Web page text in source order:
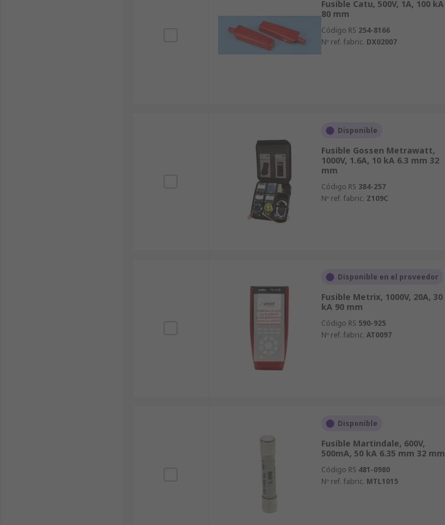
Fusible Catu, 500V, 1A, 100 kA
80 mm
Código RS 254-8166
Nº ref. fabric. DX02007
Disponible
Fusible Gossen Metrawatt,
1000V, 1.6A, 10 kA 6.3 mm 32
mm
Código RS 384-257
Nº ref. fabric. Z109C
Disponible en el proveedor
Fusible Metrix, 1000V, 20A, 30
kA 90 mm
Código RS 590-925
Nº ref. fabric. AT0097
Disponible
Fusible Martindale, 600V,
500mA, 50 kA 6.35 mm 32 mm
Código RS 481-0980
Nº ref. fabric. MTL1015